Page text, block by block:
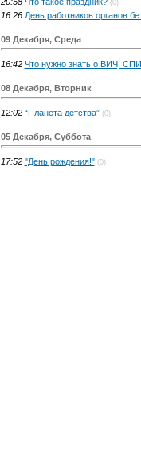
(0)
16:26 День работников органов
09 Декабря, Среда
16:42 Что нужно знать о ВИЧ,
08 Декабря, Вторник
12:02 “Планета детства” (0)
05 Декабря, Суббота
17:52 "День рождения!" (0)